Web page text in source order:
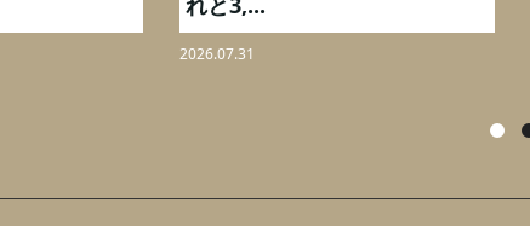
2026.07.31